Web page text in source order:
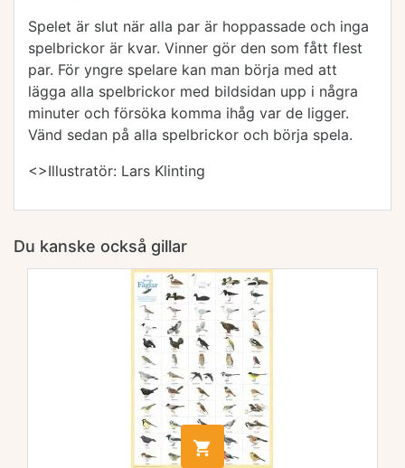
Spelet är slut när alla par är hoppassade och inga
spelbrickor är kvar. Vinner gör den som fått flest
par. För yngre spelare kan man börja med att
lägga alla spelbrickor med bildsidan upp i några
minuter och försöka komma ihåg var de ligger.
Vänd sedan på alla spelbrickor och börja spela.
<>Illustratör: Lars Klinting
Du kanske också gillar
